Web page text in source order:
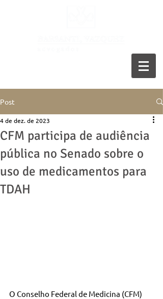
Post
CFM participa de audiência
pública no Senado sobre o
uso de medicamentos para
TDAH
4 de dez. de 2023
O Conselho Federal de Medicina (CFM)